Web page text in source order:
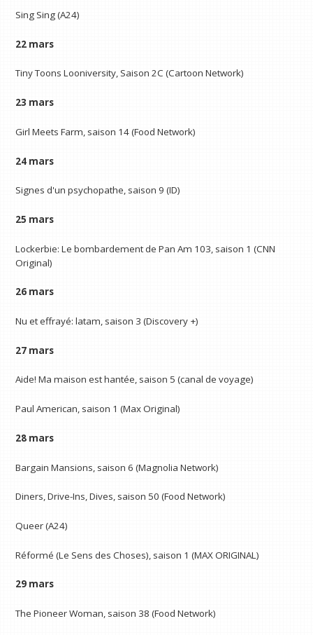
Sing Sing (A24)
22 mars
Tiny Toons Looniversity, Saison 2C (Cartoon Network)
23 mars
Girl Meets Farm, saison 14 (Food Network)
24 mars
Signes d'un psychopathe, saison 9 (ID)
25 mars
Lockerbie: Le bombardement de Pan Am 103, saison 1 (CNN
Original)
26 mars
Nu et effrayé: latam, saison 3 (Discovery +)
27 mars
Aide! Ma maison est hantée, saison 5 (canal de voyage)
Paul American, saison 1 (Max Original)
28 mars
Bargain Mansions, saison 6 (Magnolia Network)
Diners, Drive-Ins, Dives, saison 50 (Food Network)
Queer (A24)
Réformé (Le Sens des Choses), saison 1 (MAX ORIGINAL)
29 mars
The Pioneer Woman, saison 38 (Food Network)